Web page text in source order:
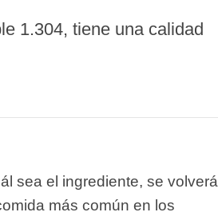
1.304, tiene una calidad
sea el ingrediente, se volverá
más común en los